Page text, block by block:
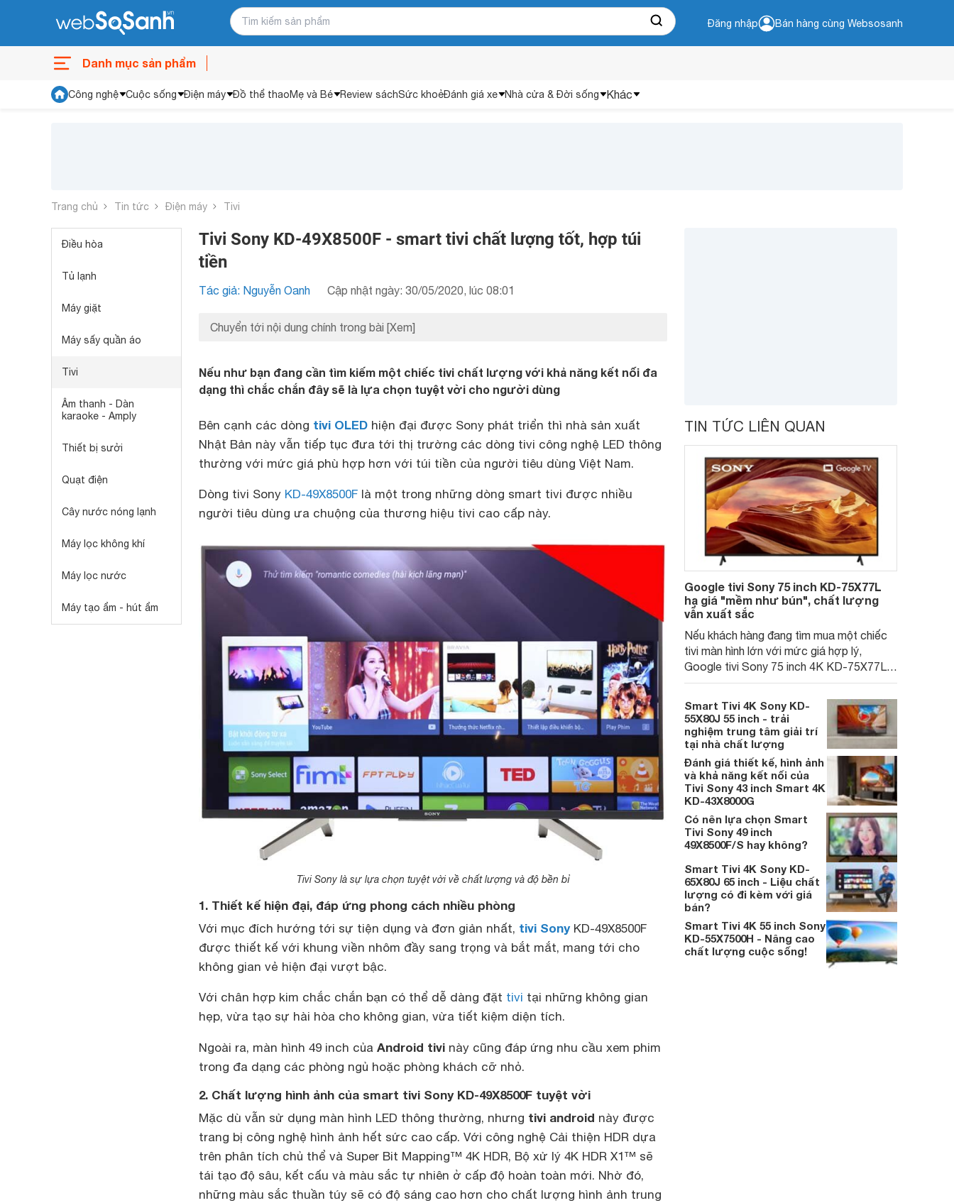
Đăng nhập Bán hàng cùng Websosanh
Danh mục sản phẩm
Công nghệ Cuộc sống Điện máy Đồ thể thaoMẹ và Bé Review sáchSức khoẻĐánh giá xe Nhà cửa & Đời sống Khác
Trang chủ Tin tức Điện máy Tivi
Điều hòa
Tủ lạnh
Máy giặt
Máy sấy quần áo
Tivi
Âm thanh - Dàn
karaoke - Amply
Thiết bị sưởi
Quạt điện
Cây nước nóng lạnh
Máy lọc không khí
Máy lọc nước
Máy tạo ẩm - hút ẩm
Tivi Sony KD-49X8500F - smart tivi chất lượng tốt, hợp túi
tiền
Tác giả: Nguyễn Oanh Cập nhật ngày: 30/05/2020, lúc 08:01
Chuyển tới nội dung chính trong bài [Xem]
Nếu như bạn đang cần tìm kiếm một chiếc tivi chất lượng với khả năng kết nối đa
dạng thì chắc chắn đây sẽ là lựa chọn tuyệt vời cho người dùng
Bên cạnh các dòng tivi OLED hiện đại được Sony phát triển thì nhà sản xuất
Nhật Bản này vẫn tiếp tục đưa tới thị trường các dòng tivi công nghệ LED thông
thường với mức giá phù hợp hơn với túi tiền của người tiêu dùng Việt Nam.
Dòng tivi Sony KD-49X8500F là một trong những dòng smart tivi được nhiều
người tiêu dùng ưa chuộng của thương hiệu tivi cao cấp này.
Tivi Sony là sự lựa chọn tuyệt vời về chất lượng và độ bền bỉ
1. Thiết kế hiện đại, đáp ứng phong cách nhiều phòng
Với mục đích hướng tới sự tiện dụng và đơn giản nhất, tivi SonyKD-49X8500F
được thiết kế với khung viền nhôm đầy sang trọng và bắt mắt, mang tới cho
không gian vẻ hiện đại vượt bậc.
Với chân hợp kim chắc chắn bạn có thể dễ dàng đặt tivi tại những không gian
hẹp, vừa tạo sự hài hòa cho không gian, vừa tiết kiệm diện tích.
Ngoài ra, màn hình 49 inch của Android tivi này cũng đáp ứng nhu cầu xem phim
trong đa dạng các phòng ngủ hoặc phòng khách cỡ nhỏ.
2. Chất lượng hình ảnh của smart tivi Sony KD-49X8500F tuyệt vời
Mặc dù vẫn sử dụng màn hình LED thông thường, nhưng tivi android này được
trang bị công nghệ hình ảnh hết sức cao cấp. Với công nghệ Cải thiện HDR dựa
trên phân tích chủ thể và Super Bit Mapping™ 4K HDR, Bộ xử lý 4K HDR X1™ sẽ
tái tạo độ sâu, kết cấu và màu sắc tự nhiên ở cấp độ hoàn toàn mới. Nhờ đó,
những màu sắc thuần túy sẽ có độ sáng cao hơn cho chất lượng hình ảnh trung
TIN TỨC LIÊN QUAN
Google tivi Sony 75 inch KD-75X77L
hạ giá "mềm như bún", chất lượng
vẫn xuất sắc
Nếu khách hàng đang tìm mua một chiếc
tivi màn hình lớn với mức giá hợp lý,
Google tivi Sony 75 inch 4K KD-75X77L
là lựa chọn đáng cân nhắc nhờ được trang
bị đầy đủ tính năng và có độ bền cao.
Smart Tivi 4K Sony KD-
55X80J 55 inch - trải
nghiệm trung tâm giải trí
tại nhà chất lượng
Đánh giá thiết kế, hình ảnh
và khả năng kết nối của
Tivi Sony 43 inch Smart 4K
KD-43X8000G
Có nên lựa chọn Smart
Tivi Sony 49 inch
49X8500F/S hay không?
Smart Tivi 4K Sony KD-
65X80J 65 inch - Liệu chất
lượng có đi kèm với giá
bán?
Smart Tivi 4K 55 inch Sony
KD-55X7500H - Nâng cao
chất lượng cuộc sống!